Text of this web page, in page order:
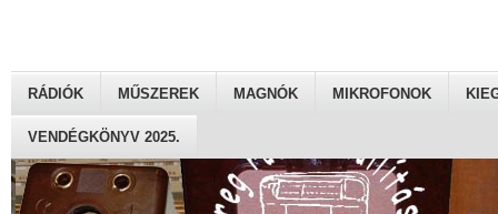
RÁDIÓK MŰSZEREK MAGNÓK MIKROFONOK
VENDÉGKÖNYV 2025.